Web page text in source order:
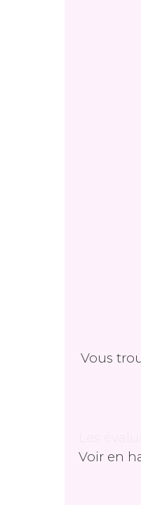
Vous
Voir en